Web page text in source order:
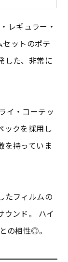
レギュラー・
ットのポテ
した、非常に
イ・コーテッ
ックを採用し
を持っていま
たフィルムの
ウンド。 ハイ
の相性◎。